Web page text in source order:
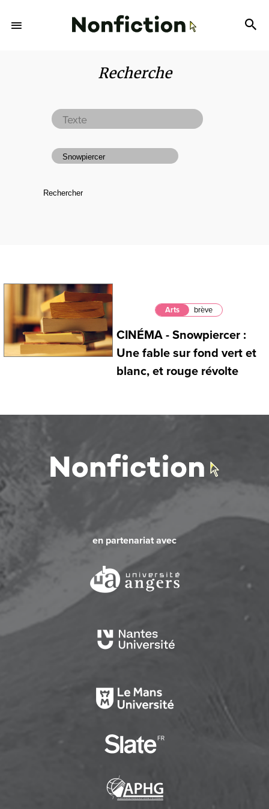
Recherche
Arts brève
CINÉMA - Snowpiercer :
Une fable sur fond vert et
blanc, et rouge révolte
en partenariat avec